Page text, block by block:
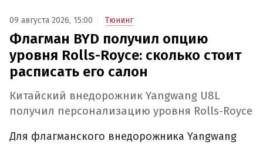
09 августа 2026, 15:00 Тюнинг
Флагман BYD получил опцию
уровня Rolls-Royce: сколько стоит
расписать его салон
Китайский внедорожник Yangwang U8L
получил персонализацию уровня Rolls-Royce
Для флагманского внедорожника Yangwang